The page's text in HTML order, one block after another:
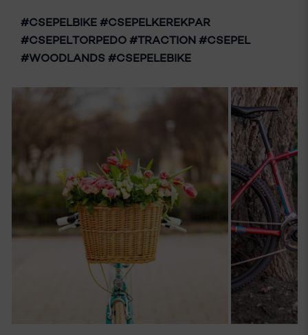
#CSEPELBIKE #CSEPELKEREKPAR
#CSEPELTORPEDO #TRACTION #CSEPEL
#WOODLANDS #CSEPELEBIKE